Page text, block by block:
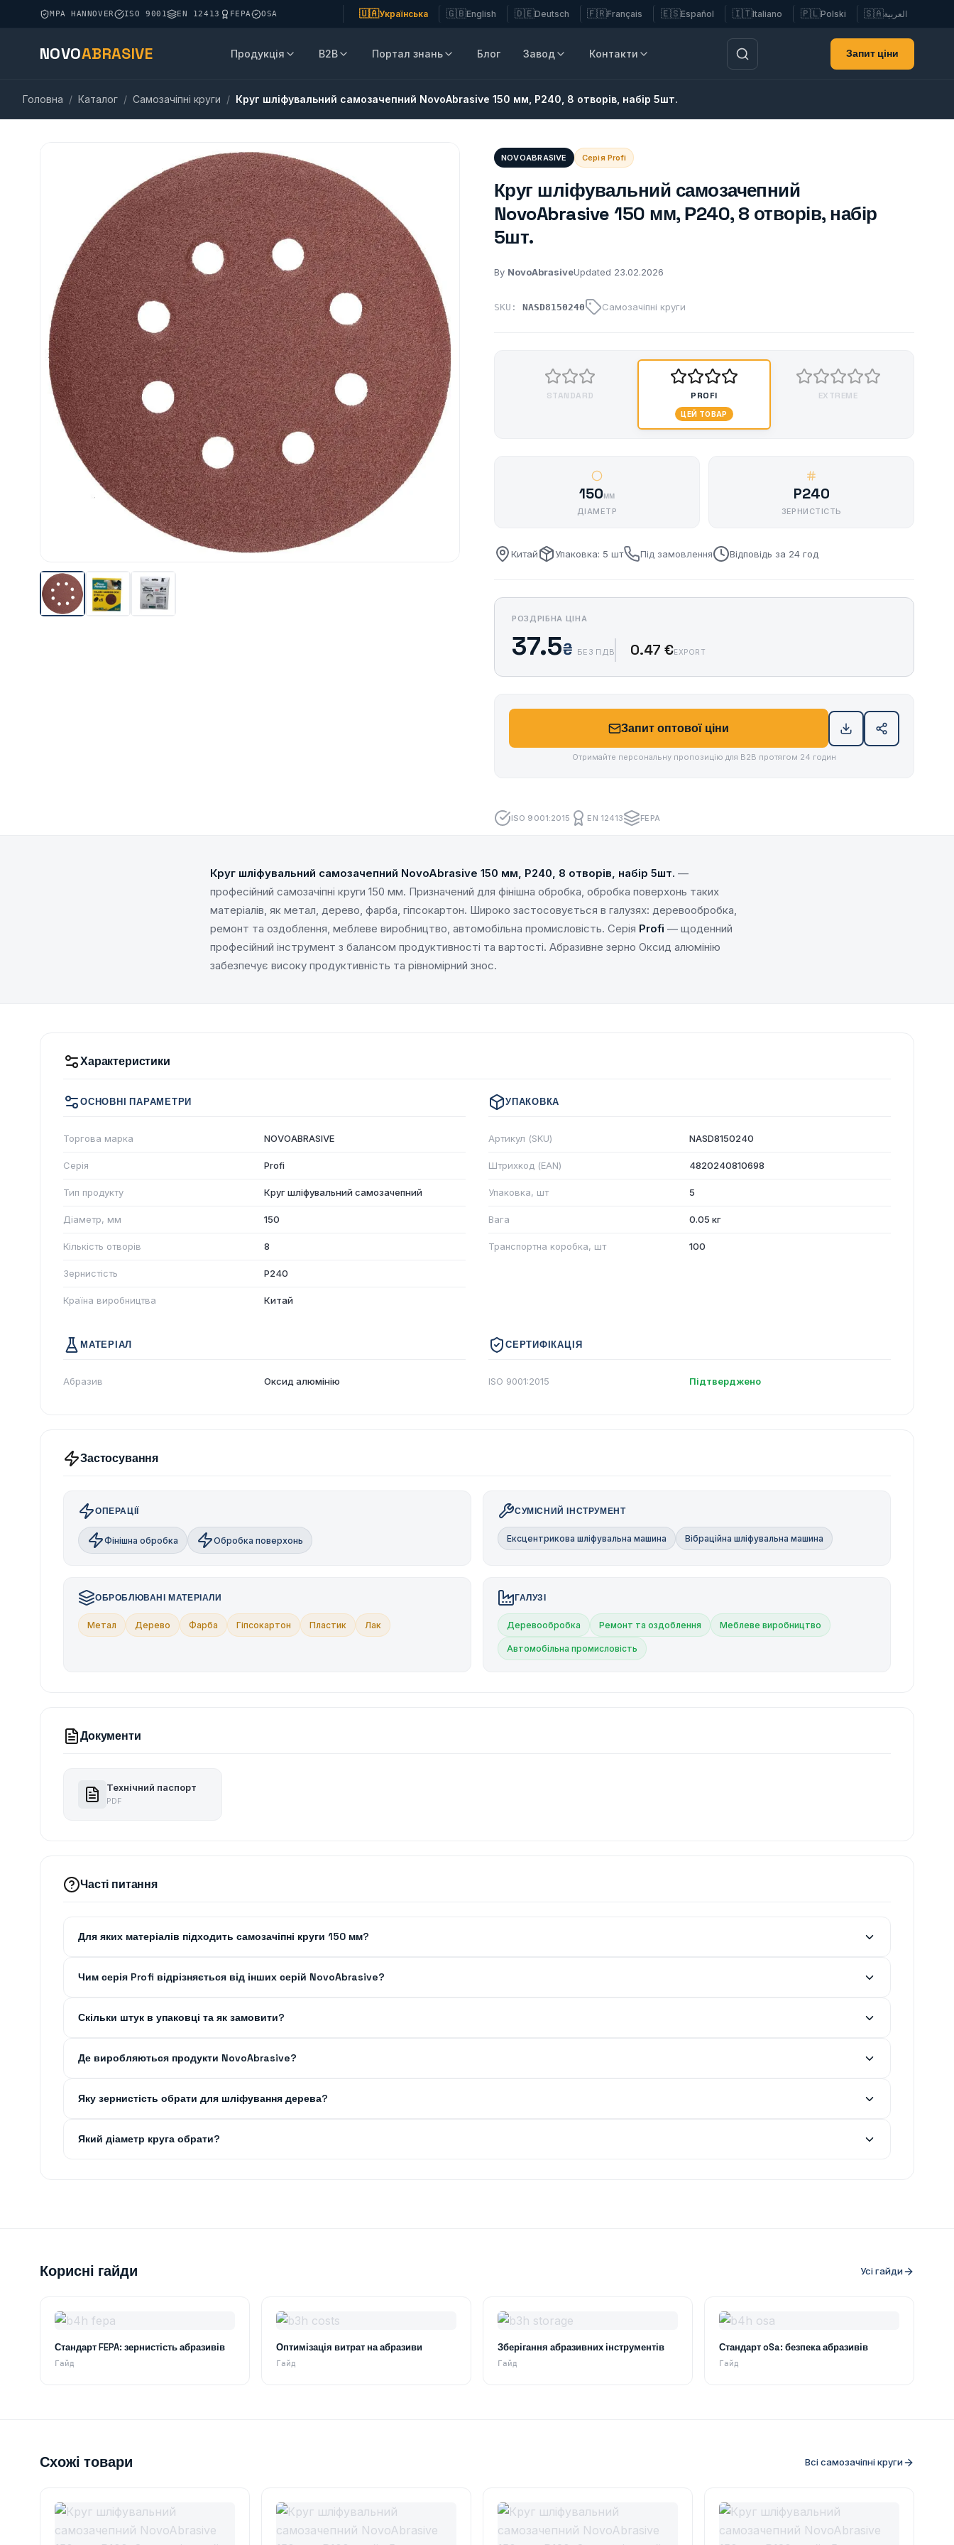
MPA HANNOVER ISO 9001 EN 12413 FEPA OSA 🇺🇦Українська 🇬🇧English 🇩🇪Deutsch 🇫🇷Français 🇪🇸Español 🇮🇹Italiano 🇵🇱Polski 🇸🇦العربية
NOVOABRASIVE Продукція B2B Портал знань Блог Завод Контакти Запит ціни
Головна / Каталог / Самозачіпні круги / Круг шліфувальний самозачепний NovoAbrasive 150 мм, Р240, 8 отворів, набір 5шт.
NOVOABRASIVE Серія Profi
Круг шліфувальний самозачепний
NovoAbrasive 150 мм, Р240, 8 отворів, набір
5шт.
By NovoAbrasiveUpdated 23.02.2026
SKU: NASD8150240 Самозачіпні круги
STANDARD PROFI
ЦЕЙ ТОВАР
EXTREME
150мм
ДІАМЕТР
P240
ЗЕРНИСТІСТЬ
Китай Упаковка: 5 шт Під замовлення Відповідь за 24 год
РОЗДРІБНА ЦІНА
37.5₴ БЕЗ ПДВ 0.47 €EXPORT
Запит оптової ціни
Отримайте персональну пропозицію для B2B протягом 24 годин
ISO 9001:2015 EN 12413 FEPA
Круг шліфувальний самозачепний NovoAbrasive 150 мм, Р240, 8 отворів, набір 5шт. —
професійний самозачіпні круги 150 мм. Призначений для фінішна обробка, обробка поверхонь таких
матеріалів, як метал, дерево, фарба, гіпсокартон. Широко застосовується в галузях: деревообробка,
ремонт та оздоблення, меблеве виробництво, автомобільна промисловість. Серія Profi — щоденний
професійний інструмент з балансом продуктивності та вартості. Абразивне зерно Оксид алюмінію
забезпечує високу продуктивність та рівномірний знос.
Характеристики
ОСНОВНІ ПАРАМЕТРИ
Торгова марка NOVOABRASIVE
Серія Profi
Тип продукту Круг шліфувальний самозачепний
Діаметр, мм 150
Кількість отворів 8
Зернистість P240
Країна виробництва Китай
УПАКОВКА
Артикул (SKU) NASD8150240
Штрихкод (EAN) 4820240810698
Упаковка, шт 5
Вага 0.05 кг
Транспортна коробка, шт 100
МАТЕРІАЛ
Абразив Оксид алюмінію
СЕРТИФІКАЦІЯ
ISO 9001:2015 Підтверджено
Застосування
ОПЕРАЦІЇ
Фінішна обробка Обробка поверхонь
СУМІСНИЙ ІНСТРУМЕНТ
Ексцентрикова шліфувальна машина Вібраційна шліфувальна машина
ОБРОБЛЮВАНІ МАТЕРІАЛИ
Метал Дерево Фарба Гіпсокартон Пластик Лак
ГАЛУЗІ
Деревообробка Ремонт та оздоблення Меблеве виробництво
Автомобільна промисловість
Документи
Технічний паспорт
PDF
Часті питання
Для яких матеріалів підходить самозачіпні круги 150 мм?
Чим серія Profi відрізняється від інших серій NovoAbrasive?
Скільки штук в упаковці та як замовити?
Де виробляються продукти NovoAbrasive?
Яку зернистість обрати для шліфування дерева?
Який діаметр круга обрати?
Корисні гайди Усі гайди
Стандарт FEPA: зернистість абразивів
Гайд
Оптимізація витрат на абразиви
Гайд
Зберігання абразивних інструментів
Гайд
Стандарт oSa: безпека абразивів
Гайд
Схожі товари Всі самозачіпні круги